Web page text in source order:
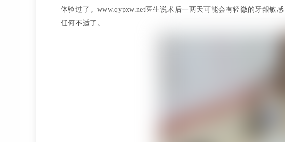
体验过了。www.qypxw.net医生说术后一两天可能会有轻微的牙龈敏
任何不适了。